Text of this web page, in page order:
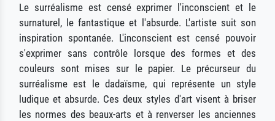
Le surréalisme est censé exprimer l'inconscient et le
surnaturel, le fantastique et l'absurde. L'artiste suit son
inspiration spontanée. L'inconscient est censé pouvoir
s'exprimer sans contrôle lorsque des formes et des
couleurs sont mises sur le papier. Le précurseur du
surréalisme est le dadaïsme, qui représente un style
ludique et absurde. Ces deux styles d'art visent à briser
les normes des beaux-arts et à renverser les anciennes